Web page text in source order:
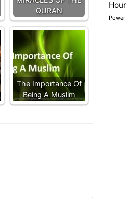
QURAN
The Importance Of
Being A Muslim
Hour
Power